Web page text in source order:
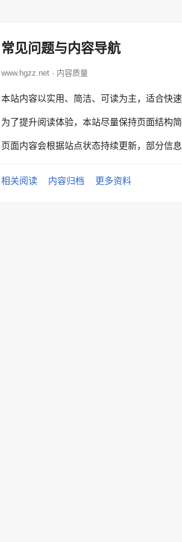
常见问题与内容导航
www.hgzz.net · 内容质量
本站内容以实用、简洁、可读为主，适合快速
为了提升阅读体验，本站尽量保持页面结构
页面内容会根据站点状态持续更新，部分信
相关阅读 内容归档 更多资料